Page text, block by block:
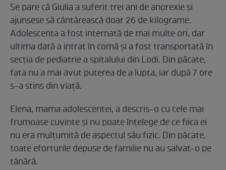
Se pare că Giulia a suferit trei ani de anorexie și
ajunsese să cântărească doar 26 de kilograme.
Adolescenta a fost internată de mai multe ori, dar
ultima dată a intrat în comă și a fost transportată în
secția de pediatrie a spitalului din Lodi. Din păcate,
fata nu a mai avut puterea de a lupta, iar după 7 ore
s-a stins din viață.
Elena, mama adolescentei, a descris-o cu cele mai
frumoase cuvinte și nu poate înțelege de ce fiica ei
nu era mulțumită de aspectul său fizic. Din păcate,
toate eforturile depuse de familie nu au salvat-o pe
tânără.